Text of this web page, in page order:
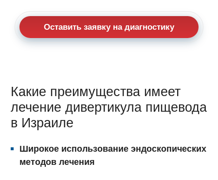
Оставить заявку на диагностику
Какие преимущества имеет
лечение дивертикула пищевода
в Израиле
Широкое использование эндоскопических
методов лечения